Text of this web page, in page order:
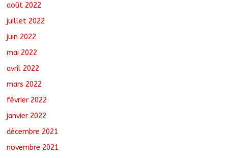
août 2022
juillet 2022
juin 2022
mai 2022
avril 2022
mars 2022
février 2022
janvier 2022
décembre 2021
novembre 2021